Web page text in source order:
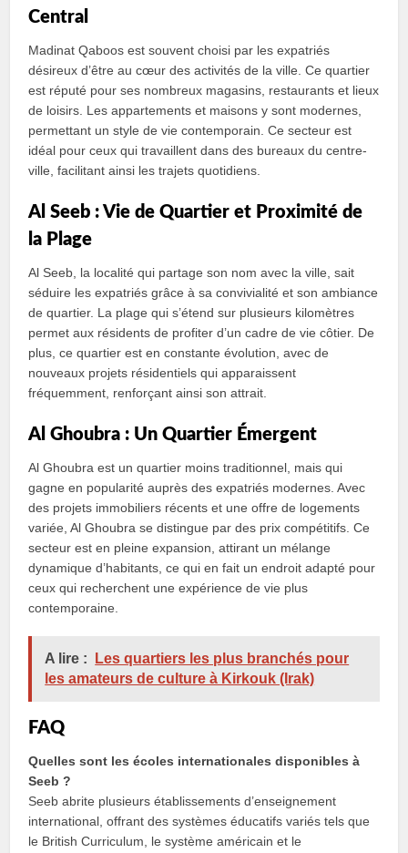
Central
Madinat Qaboos est souvent choisi par les expatriés
désireux d’être au cœur des activités de la ville. Ce quartier
est réputé pour ses nombreux magasins, restaurants et lieux
de loisirs. Les appartements et maisons y sont modernes,
permettant un style de vie contemporain. Ce secteur est
idéal pour ceux qui travaillent dans des bureaux du centre-
ville, facilitant ainsi les trajets quotidiens.
Al Seeb : Vie de Quartier et Proximité de
la Plage
Al Seeb, la localité qui partage son nom avec la ville, sait
séduire les expatriés grâce à sa convivialité et son ambiance
de quartier. La plage qui s’étend sur plusieurs kilomètres
permet aux résidents de profiter d’un cadre de vie côtier. De
plus, ce quartier est en constante évolution, avec de
nouveaux projets résidentiels qui apparaissent
fréquemment, renforçant ainsi son attrait.
Al Ghoubra : Un Quartier Émergent
Al Ghoubra est un quartier moins traditionnel, mais qui
gagne en popularité auprès des expatriés modernes. Avec
des projets immobiliers récents et une offre de logements
variée, Al Ghoubra se distingue par des prix compétitifs. Ce
secteur est en pleine expansion, attirant un mélange
dynamique d’habitants, ce qui en fait un endroit adapté pour
ceux qui recherchent une expérience de vie plus
contemporaine.
A lire :
Les quartiers les plus branchés pour
les amateurs de culture à Kirkouk (Irak)
FAQ
Quelles sont les écoles internationales disponibles à
Seeb ?
Seeb abrite plusieurs établissements d’enseignement
international, offrant des systèmes éducatifs variés tels que
le British Curriculum, le système américain et le